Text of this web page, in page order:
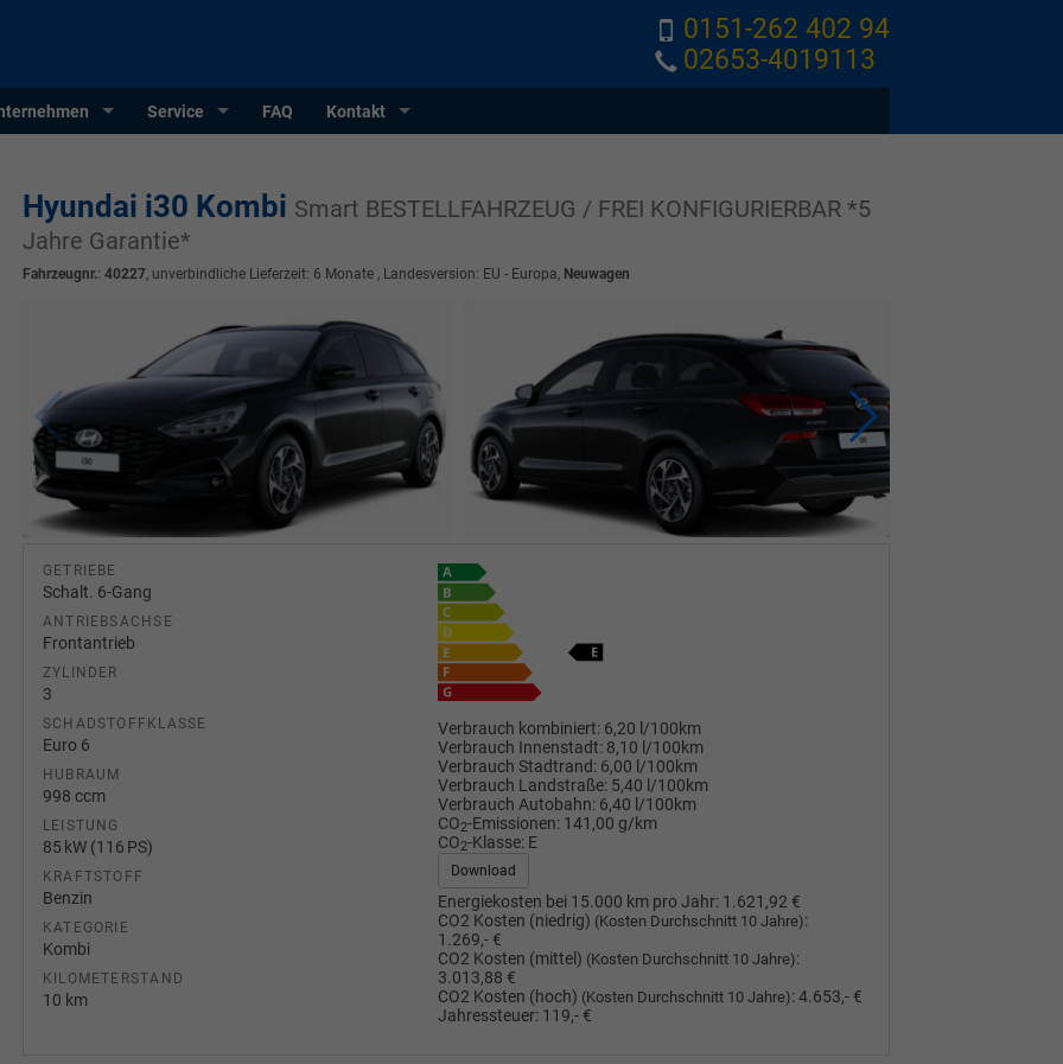
0151-262 402 94
02653-4019113
Service FAQ Kontakt
Hyundai i30 Kombi Smart BESTELLFAHRZEUG / FREI KONFIGURIERBAR *5
Jahre Garantie*
Fahrzeugnr.: 40227, unverbindliche Lieferzeit: 6 Monate, Landesversion: EU - Europa, Neuwagen
GETRIEBE
Schalt. 6-Gang
ANTRIEBSACHSE
Frontantrieb
ZYLINDER
3
SCHADSTOFFKLASSE
Euro 6
HUBRAUM
998 ccm
LEISTUNG
85 kW (116 PS)
KRAFTSTOFF
Benzin
KATEGORIE
Kombi
KILOMETERSTAND
10 km
Verbrauch kombiniert: 6,20 l/100km
Verbrauch Innenstadt: 8,10 l/100km
Verbrauch Stadtrand: 6,00 l/100km
Verbrauch Landstraße: 5,40 l/100km
Verbrauch Autobahn: 6,40 l/100km
CO2-Emissionen: 141,00 g/km
CO2-Klasse: E
Download
Energiekosten bei 15.000 km pro Jahr: 1.621,92 €
CO2 Kosten (niedrig) (Kosten Durchschnitt 10 Jahre):
1.269,- €
CO2 Kosten (mittel) (Kosten Durchschnitt 10 Jahre):
3.013,88 €
CO2 Kosten (hoch) (Kosten Durchschnitt 10 Jahre):4.653,- €
Jahressteuer: 119,- €